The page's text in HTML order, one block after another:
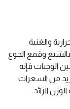
والغنية
بالشبع وقمع الجوع
الوجبات فإنه
من السعرات
الزائد.